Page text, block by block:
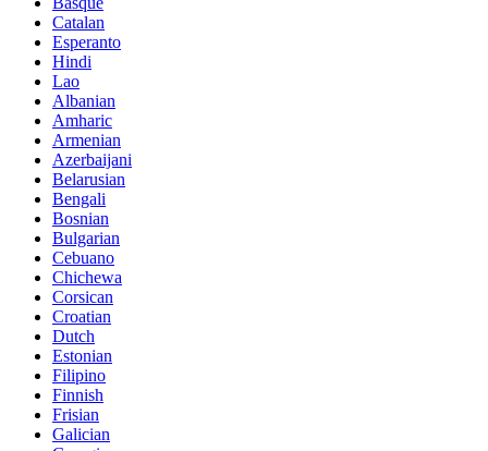
Catalan
Esperanto
Hindi
Lao
Albanian
Amharic
Armenian
Azerbaijani
Belarusian
Bengali
Bosnian
Bulgarian
Cebuano
Chichewa
Corsican
Croatian
Dutch
Estonian
Filipino
Finnish
Frisian
Galician